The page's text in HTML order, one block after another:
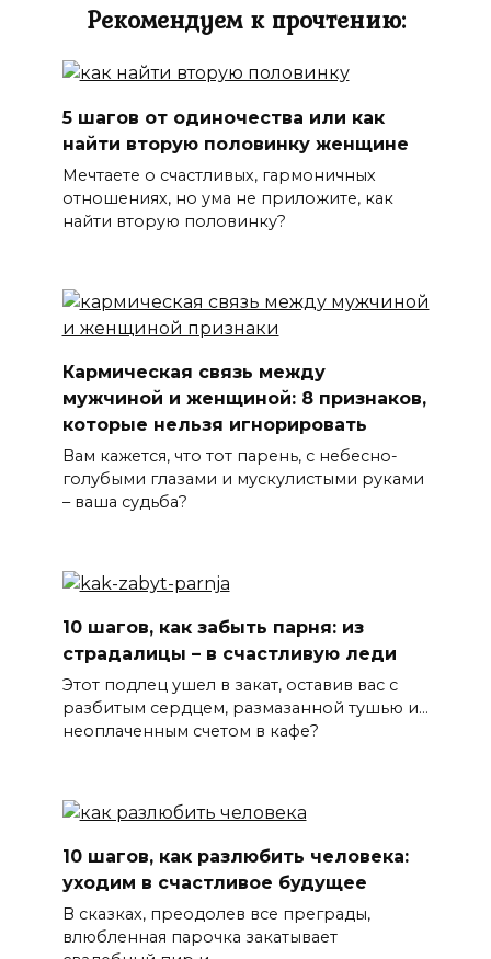
Рекомендуем к прочтению:
5 шагов от одиночества или как
найти вторую половинку женщине
Мечтаете о счастливых, гармоничных
отношениях, но ума не приложите, как
найти вторую половинку?
Кармическая связь между
мужчиной и женщиной: 8 признаков,
которые нельзя игнорировать
Вам кажется, что тот парень, с небесно-
голубыми глазами и мускулистыми руками
– ваша судьба?
10 шагов, как забыть парня: из
страдалицы – в счастливую леди
Этот подлец ушел в закат, оставив вас с
разбитым сердцем, размазанной тушью и…
неоплаченным счетом в кафе?
10 шагов, как разлюбить человека:
уходим в счастливое будущее
В сказках, преодолев все преграды,
влюбленная парочка закатывает